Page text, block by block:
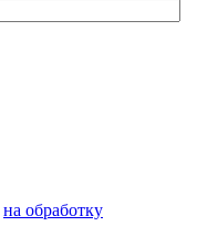
на обработку